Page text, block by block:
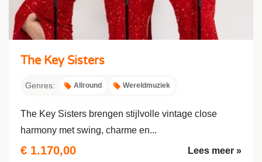
The Key Sisters
Genres: Allround Wereldmuziek
The Key Sisters brengen stijlvolle vintage close
harmony met swing, charme en...
€ 1.170,00 Lees meer »